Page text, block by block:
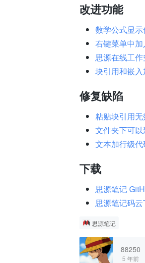
改进功能
数学公式显
右键菜单中
思源在线工
块引用和嵌
修复缺陷
粘贴块引用无
文件夹下可
文本加行级
下载
思源笔记
思源笔记码云
思源笔记
88250
5 年前